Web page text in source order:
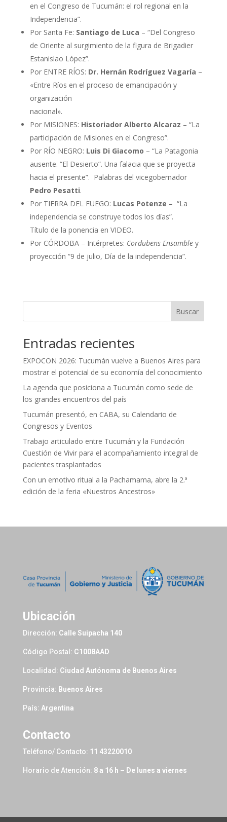
en el Congreso de Tucumán: el rol regional en la
Independencia”.
Por Santa Fe: Santiago de Luca – “Del Congreso
de Oriente al surgimiento de la figura de Brigadier
Estanislao López”.
Por ENTRE RÍOS: Dr. Hernán Rodríguez Vagaría –
«Entre Ríos en el proceso de emancipación y
organización
nacional».
Por MISIONES: Historiador Alberto Alcaraz – “La
participación de Misiones en el Congreso”.
Por RÍO NEGRO: Luis Di Giacomo – “La Patagonia
ausente. “El Desierto”. Una falacia que se proyecta
hacia el presente”. Palabras del vicegobernador
Pedro Pesatti.
Por TIERRA DEL FUEGO: Lucas Potenze – “La
independencia se construye todos los días”.
Título de la ponencia en VIDEO.
Por CÓRDOBA – Intérpretes: Cordubens Ensambley
proyección “9 de julio, Día de la independencia”.
Buscar
Entradas recientes
EXPOCON 2026: Tucumán vuelve a Buenos Aires para
mostrar el potencial de su economía del conocimiento
La agenda que posiciona a Tucumán como sede de
los grandes encuentros del país
Tucumán presentó, en CABA, su Calendario de
Congresos y Eventos
Trabajo articulado entre Tucumán y la Fundación
Cuestión de Vivir para el acompañamiento integral de
pacientes trasplantados
Con un emotivo ritual a la Pachamama, abre la 2.ª
edición de la feria «Nuestros Ancestros»
Ubicación
Dirección: Calle Suipacha 140
Código Postal: C1008AAD
Localidad: Ciudad Autónoma de Buenos Aires
Provincia: Buenos Aires
País: Argentina
Contacto
Teléfono/ Contacto: 11 43220010
Horario de Atención: 8 a 16 h – De lunes a viernes